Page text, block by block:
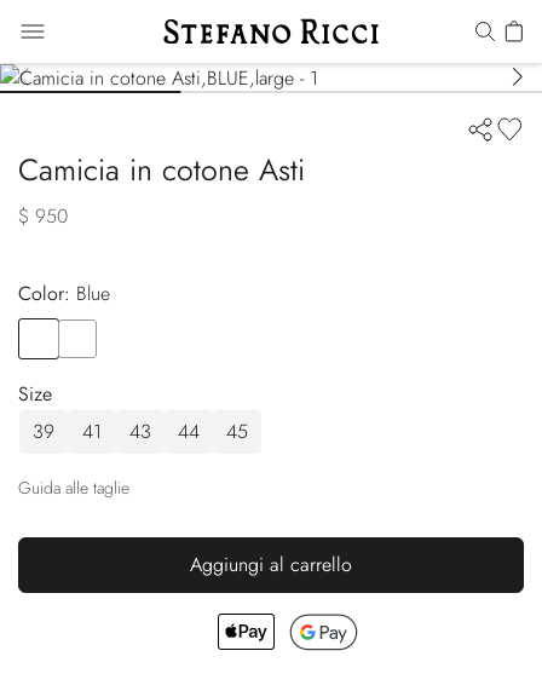
Camicia in cotone Asti
$ 950
Color:
blue
Size
39
41 43 44 45
Guida alle taglie
Aggiungi al carrello